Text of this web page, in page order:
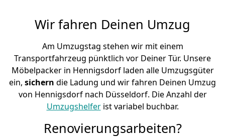
Wir fahren Deinen Umzug
Am Umzugstag stehen wir mit einem
Transportfahrzeug pünktlich vor Deiner Tür. Unsere
Möbelpacker in Hennigsdorf laden alle Umzugsgüter
ein, sichern die Ladung und wir fahren Deinen Umzug
von Hennigsdorf nach Düsseldorf. Die Anzahl der
Umzugshelferist variabel buchbar.
Renovierungsarbeiten?